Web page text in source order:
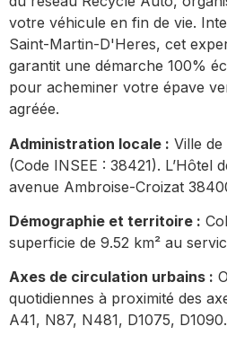
votre véhicule en fin de vie.
Saint-Martin-D'Heres, cet
garantit une démarche 100%
pour acheminer votre épave
agréée.
Administration locale : Ville
(Code INSEE : 38421). L’Hôtel
avenue Ambroise-Croizat
Démographie et territoire :
superficie de 9.52 km² au
Axes de circulation urbains :
quotidiennes à proximité des
A41, N87, N481, D1075, D1090.